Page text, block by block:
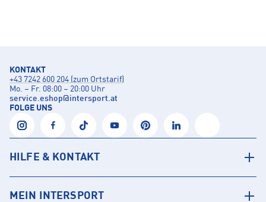
KONTAKT
+43 7242 600 204 (zum Ortstarif)
Mo. – Fr. 08:00 – 20:00 Uhr
service.eshop@intersport.at
FOLGE UNS
HILFE & KONTAKT
MEIN INTERSPORT